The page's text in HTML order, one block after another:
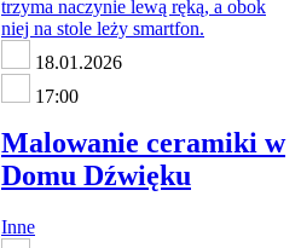
18.01.2026
17:00
Malowanie ceramiki w
Domu Dźwięku
Inne